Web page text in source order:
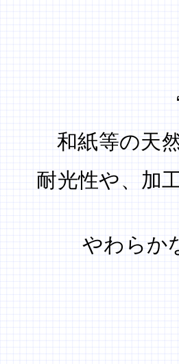
和紙等の天
耐光性や、加
やわらか